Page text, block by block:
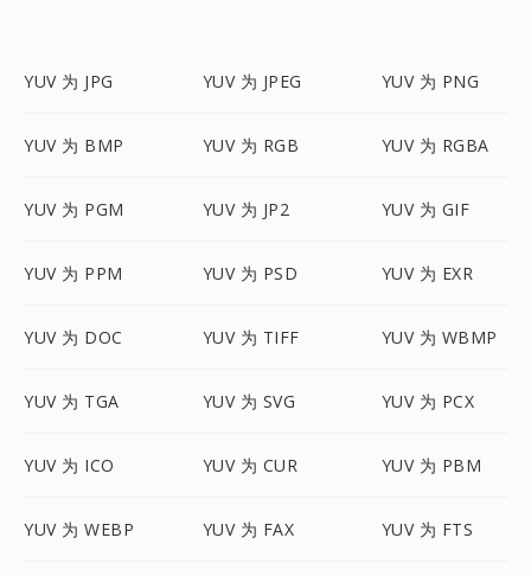
YUV 为 JPG YUV 为 JPEG YUV 为 PNG
YUV 为 BMP YUV 为 RGB YUV 为 RGBA
YUV 为 PGM YUV 为 JP2 YUV 为 GIF
YUV 为 PPM YUV 为 PSD YUV 为 EXR
YUV 为 DOC YUV 为 TIFF YUV 为 WBMP
YUV 为 TGA YUV 为 SVG YUV 为 PCX
YUV 为 ICO YUV 为 CUR YUV 为 PBM
YUV 为 WEBP YUV 为 FAX YUV 为 FTS